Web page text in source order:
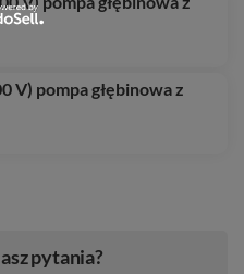
V) pompa głębinowa z
pytania?